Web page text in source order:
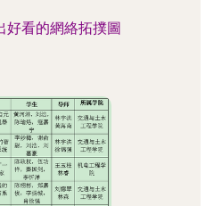
好看的網絡拓撲圖